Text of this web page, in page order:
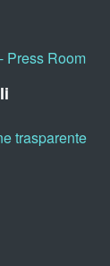
Press Room
trasparente